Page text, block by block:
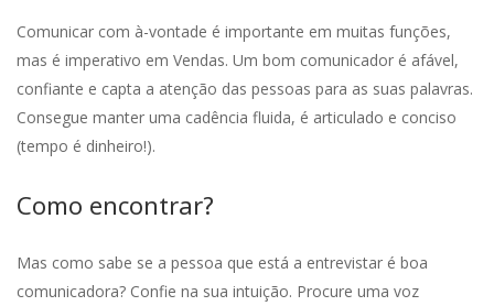
Comunicar com à-vontade é importante em muitas funções,
mas é imperativo em Vendas. Um bom comunicador é afável,
confiante e capta a atenção das pessoas para as suas palavras.
Consegue manter uma cadência fluida, é articulado e conciso
(tempo é dinheiro!).
Como encontrar?
Mas como sabe se a pessoa que está a entrevistar é boa
comunicadora? Confie na sua intuição. Procure uma voz